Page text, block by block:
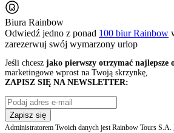
Biura Rainbow
Odwiedź jedno z ponad 100 biur Rainbow
zarezerwuj swój wymarzony urlop
Jeśli chcesz jako pierwszy otrzymać najlepsze
marketingowe wprost na Twoją skrzynkę,
ZAPISZ SIĘ NA NEWSLETTER:
Zapisz się
Administratorem Twoich danych jest Rainbow Tours S.A.